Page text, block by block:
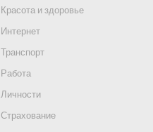
Красота и здоровье
Интернет
Транспорт
Работа
Личности
Страхование